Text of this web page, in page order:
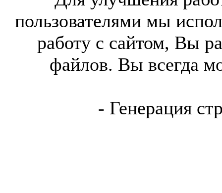
пользователями мы
работу с сайтом, Вы
файлов. Вы всегда
- Генерация